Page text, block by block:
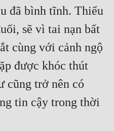
đã bình tĩnh. Thiếu
sẽ vì tai nạn bất
cùng với cảnh ngộ
được khóc thút
cũng trở nên có
tin cậy trong thời